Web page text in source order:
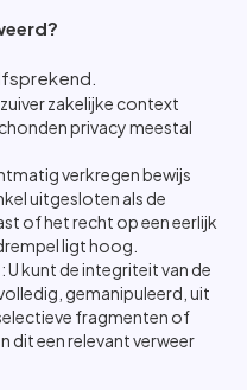
zuiver zakelijke context
privacy meestal
verkregen bewijs
uitgesloten als de
of het recht op een eerlijk
ligt hoog.
: U kunt de integriteit van de
gemanipuleerd, uit
fragmenten of
dit een relevant verweer